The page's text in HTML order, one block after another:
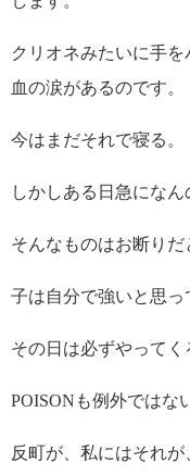
クリオネみたいに手
血の涙があるのです。
今はまだそれで寝る。
しかしある日急になん
そんなものはお断りだ
子は自分で強いと思っ
その日は必ずやってく
POISONも例外ではな
反町が、私にはそれ